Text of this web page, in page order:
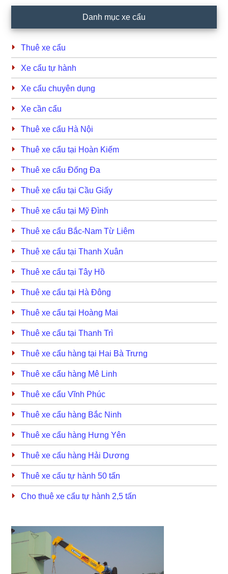
Sidebar
Danh mục xe cẩu
Thuê xe cẩu
Xe cẩu tự hành
Xe cẩu chuyên dụng
Xe cần cẩu
Thuê xe cẩu Hà Nội
Thuê xe cẩu tại Hoàn Kiếm
Thuê xe cẩu Đống Đa
Thuê xe cẩu tại Cầu Giấy
Thuê xe cẩu tại Mỹ Đình
Thuê xe cẩu Bắc-Nam Từ Liêm
Thuê xe cẩu tại Thanh Xuân
Thuê xe cẩu tại Tây Hồ
Thuê xe cẩu tại Hà Đông
Thuê xe cẩu tại Hoàng Mai
Thuê xe cẩu tại Thanh Trì
Thuê xe cẩu hàng tại Hai Bà Trưng
Thuê xe cẩu hàng Mê Linh
Thuê xe cẩu Vĩnh Phúc
Thuê xe cẩu hàng Bắc Ninh
Thuê xe cẩu hàng Hưng Yên
Thuê xe cẩu hàng Hải Dương
Thuê xe cẩu tự hành 50 tấn
Cho thuê xe cẩu tự hành 2,5 tấn